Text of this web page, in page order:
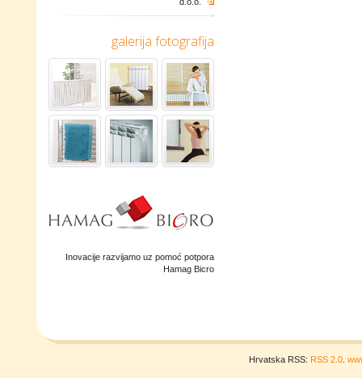
galerija fotografija
Inovacije razvijamo uz pomoć potpora
Hamag Bicro
Hrvatska RSS: RSS 2.0.